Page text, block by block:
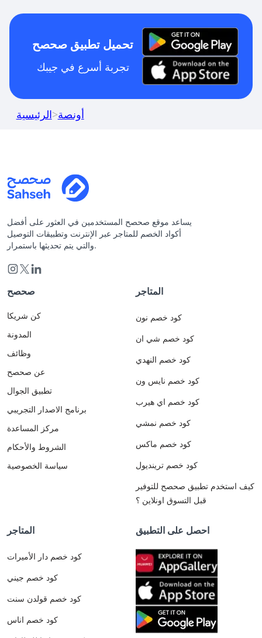
تحميل تطبيق صحصح
تجربة أسرع في جيبك
الرئيسية>أونصة
يساعد موقع صحصح المستخدمين في العثور على أفضل
أكواد الخصم للمتاجر عبر الإنترنت وتطبيقات التوصيل
والتي يتم تحديثها باستمرار.
صحصح
كن شريكا
المدونة
وظائف
عن صحصح
تطبيق الجوال
برنامج الاصدار التجريبي
مركز المساعدة
الشروط والأحكام
سياسة الخصوصية
المتاجر
كود خصم نون
كود خصم شي ان
كود خصم النهدي
كود خصم نايس ون
كود خصم اي هيرب
كود خصم نمشي
كود خصم ماكس
كود خصم ترينديول
كيف استخدم تطبيق صحصح للتوفير
قبل التسوق اونلاين ؟
المتاجر
كود خصم دار الأميرات
كود خصم جيني
كود خصم قولدن سنت
كود خصم اناس
احصل على التطبيق